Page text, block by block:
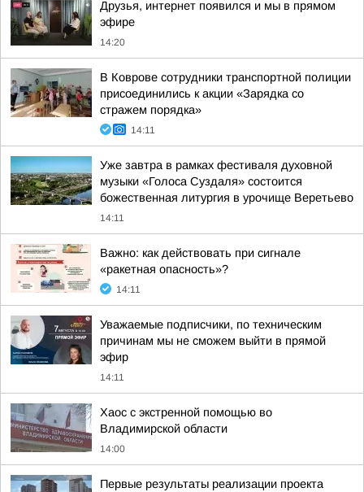
Друзья, интернет появился и мы в прямом
эфире
14:20
В Коврове сотрудники транспортной полиции
присоединились к акции «Зарядка со
стражем порядка»
14:11
Уже завтра в рамках фестиваля духовной
музыки «Голоса Суздаля» состоится
божественная литургия в урочище Веретьево
14:11
Важно: как действовать при сигнале
«ракетная опасность»?
14:11
Уважаемые подписчики, по техническим
причинам мы не сможем выйти в прямой
эфир
14:11
Хаос с экстренной помощью во
Владимирской области
14:00
Первые результаты реализации проекта